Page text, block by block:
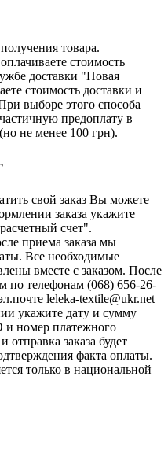
товара.
стоимость
доставки "Новая
стоимость доставки и
выборе этого способа
предоплату в
не менее 100 грн).
свой заказ Вы можете
заказа укажите
счет".
приема заказа мы
Все необходимые
вместе с заказом. После
по телефонам (068) 656-26-
leleka-textile@ukr.net
укажите дату и сумму
и номер платежного
заказа будет
факта оплаты.
только в национальной